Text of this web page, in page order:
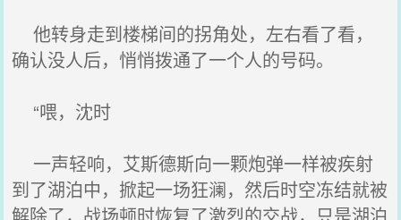
他转身走到楼梯间的拐角处，左右看了看，
确认没人后，悄悄拨通了一个人的号码。
“喂，沈时
一声轻响，艾斯德斯向一颗炮弹一样被疾射
到了湖泊中，掀起一场狂澜，然后时空冻结就被